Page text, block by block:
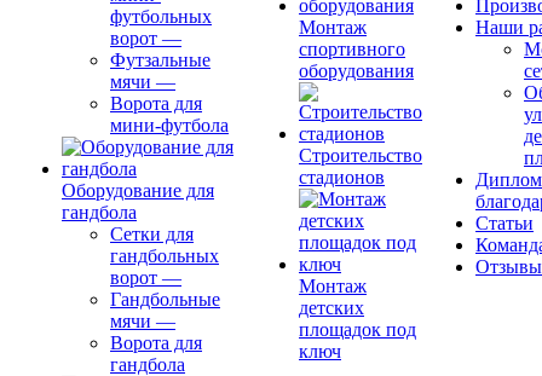
футбольных
ворот —
Футзальные
мячи —
Ворота для
мини-футбола
Оборудование для
гандбола
Сетки для
гандбольных
ворот —
Гандбольные
мячи —
Ворота для
гандбола
Монтаж
спортивного
оборудования
Строительство
стадионов
Монтаж
детских
площадок под
ключ
Наши
Статьи
Отзывы